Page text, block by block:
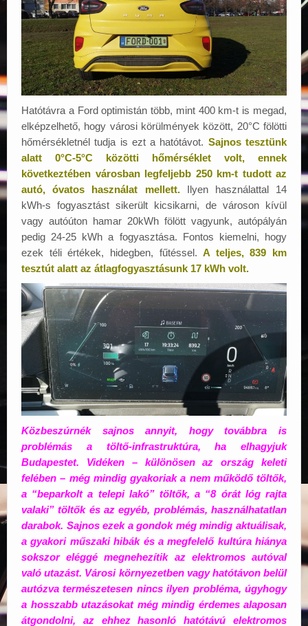
Hatótávra a Ford optimistán több, mint 400 km-t is megad,
elképzelhető, hogy városi körülmények között, 20°C fölötti
hőmérsékletnél tudja is ezt a hatótávot. Sajnos tesztünk
alatt 0°C-5°C közötti hőmérséklet volt, ennek
következtében városban legfeljebb 250 km-t tudott az
autó, óvatos használat mellett.Ilyen használattal 14
kWh-s fogyasztást sikerült kicsikarni, de városon kívül
vagy autóúton hamar 20kWh fölött vagyunk, autópályán
pedig 24-25 kWh a fogyasztása. Fontos kiemelni, hogy
ezek téli értékek, hidegben, fűtéssel.A teljes, 839 km
tesztút alatt az átlagfogyasztásunk 17 kWh volt.
Közbeszúrnék sajnos annyit, hogy továbbra is
problémás a töltő-infrastruktúra, ha elhagyjuk
Budapestet. Vidéken – különösen az ország keleti
felében – még mindig gyakoriak a nem működő töltők,
a “beparkolt a telepi lakó” töltők, a “8 órát lóg rajta
valaki” töltők és az egyéb, problémás, használhatatlan
darabok. Sajnos ezek a gondok még mindig aktuálisak,
a gyakori műszaki hibák és a megfelelő kultúra hiánya
sokszor eléggé megnehezítik az elektromos autóval
való utazást. Városi környezetben vagy hatótávon belül
autózva természetesen nincs ilyen probléma, úgyhogy
a hosszabb utazásokat még mindig érdemes alaposan
átgondolni, az ehhez hasonló hatótávú elektromos